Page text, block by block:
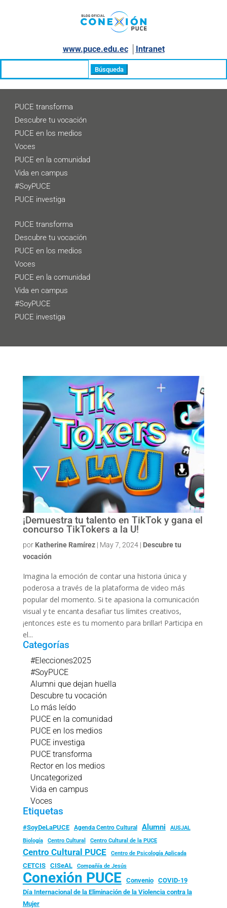
www.puce.edu.ec│ Intranet
PUCE transforma
Descubre tu vocación
PUCE en los medios
Voces
PUCE en la comunidad
Vida en campus
#SoyPUCE
PUCE investiga
PUCE transforma
Descubre tu vocación
PUCE en los medios
Voces
PUCE en la comunidad
Vida en campus
#SoyPUCE
PUCE investiga
¡Demuestra tu talento en TikTok y gana el
concurso TikTokers a la U!
por Katherine Ramírez| May 7, 2024| Descubre tu
vocación
Imagina la emoción de contar una historia única y
poderosa a través de la plataforma de video más
popular del momento. Si te apasiona la comunicación
visual y te encanta desafiar tus límites creativos,
¡entonces este es tu momento para brillar! Participa en
el...
Categorías
#Elecciones2025
#SoyPUCE
Alumni que dejan huella
Descubre tu vocación
Lo más leído
PUCE en la comunidad
PUCE en los medios
PUCE investiga
PUCE transforma
Rector en los medios
Uncategorized
Vida en campus
Voces
Etiquetas
#SoyDeLaPUCE Agenda Centro Cultural Alumni
AUSJAL
Biología
Centro Cultural Centro Cultural de la PUCE
Centro Cultural PUCE Centro de Psicología Aplicada
CETCIS CISeAL Compañía de Jesús
Conexión PUCE Convenio
COVID-19
Día Internacional de la Eliminación de la Violencia contra la
Mujer